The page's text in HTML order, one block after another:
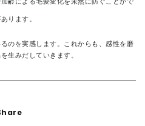
ります。
のを実感します。これからも、感性を磨
生みだしていきます。